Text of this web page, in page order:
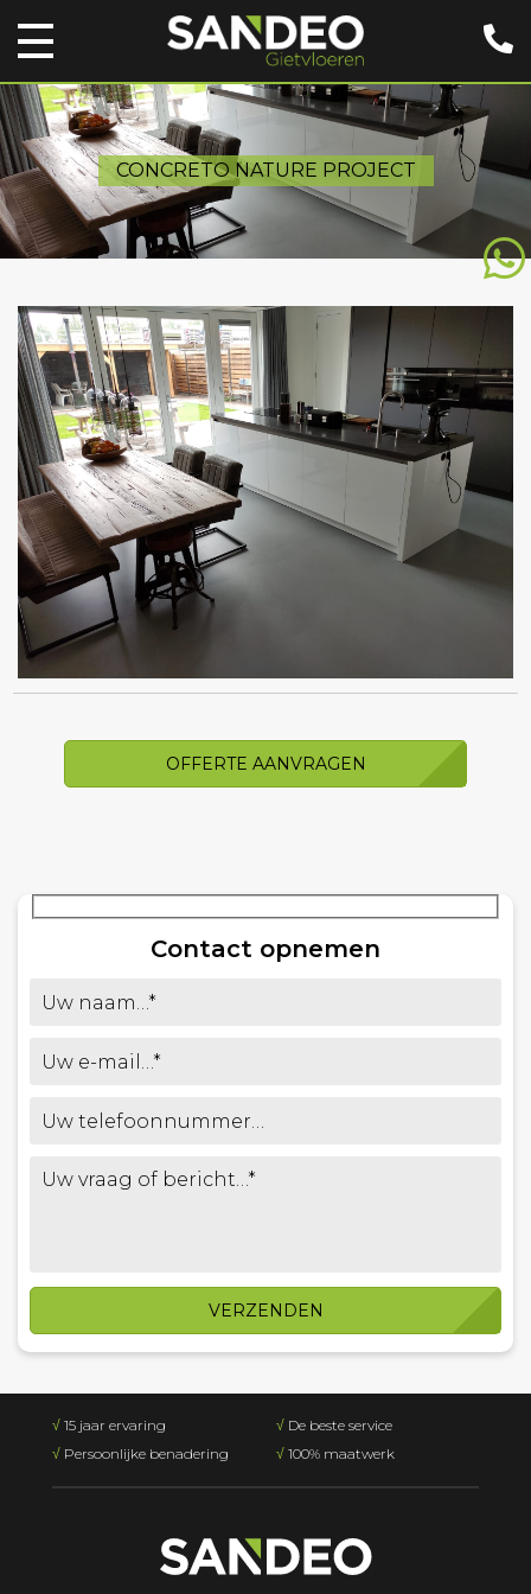
CONCRETO NATURE PROJECT
OFFERTE AANVRAGEN
Contact opnemen
VERZENDEN
√ 15 jaar ervaring
√ Persoonlijke benadering
√ De beste service
√ 100% maatwerk